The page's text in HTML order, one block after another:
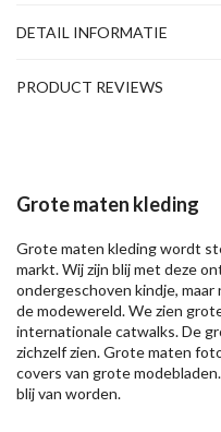
DETAIL INFORMATIE
PRODUCT REVIEWS
Grote maten kleding
Grote maten kleding wordt
markt. Wij zijn blij met deze
ondergeschoven kindje,
de modewereld. We zien
internationale catwalks. De
zichzelf zien. Grote maten
covers van grote
blij van worden.